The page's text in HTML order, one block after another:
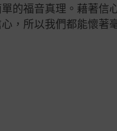
的福音真理。藉著
，所以我們都能懷